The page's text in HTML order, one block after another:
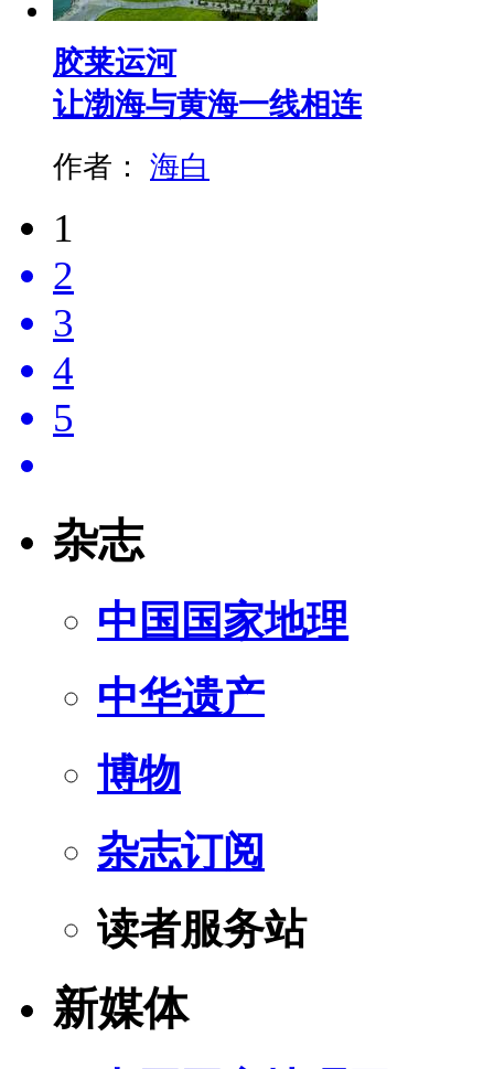
胶莱运河
让渤海与黄海一线相连
作者： 海白
1
2
3
4
5
杂志
中国国家地理
中华遗产
博物
杂志订阅
读者服务站
新媒体